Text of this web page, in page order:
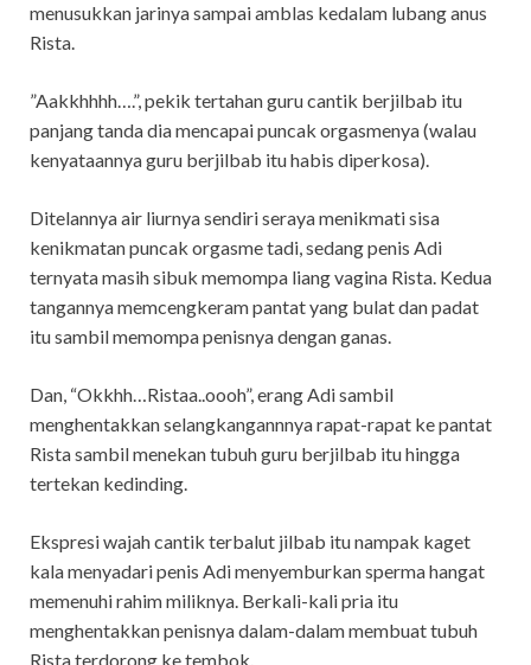
menusukkan jarinya sampai amblas kedalam lubang anus
Rista.
”Aakkhhhh….”, pekik tertahan guru cantik berjilbab itu
panjang tanda dia mencapai puncak orgasmenya (walau
kenyataannya guru berjilbab itu habis diperkosa).
Ditelannya air liurnya sendiri seraya menikmati sisa
kenikmatan puncak orgasme tadi, sedang penis Adi
ternyata masih sibuk memompa liang vagina Rista. Kedua
tangannya memcengkeram pantat yang bulat dan padat
itu sambil memompa penisnya dengan ganas.
Dan, “Okkhh…Ristaa..oooh”, erang Adi sambil
menghentakkan selangkangannnya rapat-rapat ke pantat
Rista sambil menekan tubuh guru berjilbab itu hingga
tertekan kedinding.
Ekspresi wajah cantik terbalut jilbab itu nampak kaget
kala menyadari penis Adi menyemburkan sperma hangat
memenuhi rahim miliknya. Berkali-kali pria itu
menghentakkan penisnya dalam-dalam membuat tubuh
Rista terdorong ke tembok.